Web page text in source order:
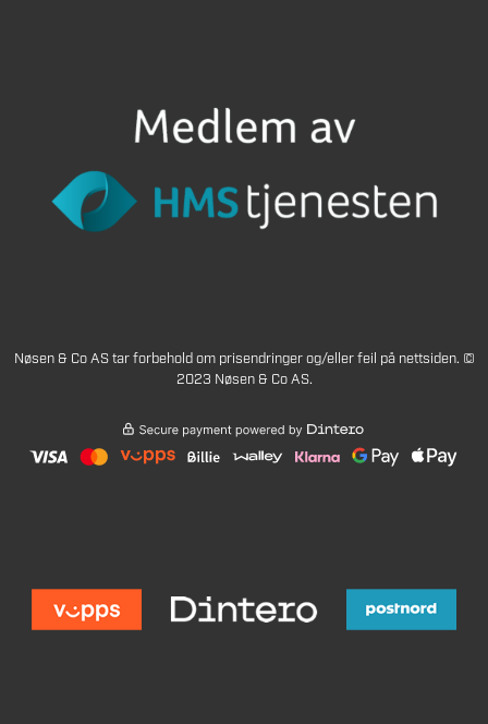
Nøsen & Co AS tar forbehold om prisendringer og/eller feil på nettsiden. ©
2023 Nøsen & Co AS.